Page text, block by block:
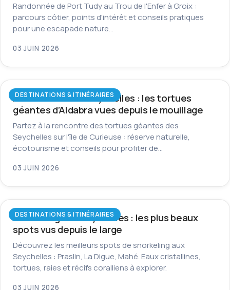
Randonnée de Port Tudy au Trou de l'Enfer à Groix :
parcours côtier, points d'intérêt et conseils pratiques
pour une escapade nature…
03 JUIN 2026
DESTINATIONS & ITINÉRAIRES
Île Curieuse aux Seychelles : les tortues
géantes d’Aldabra vues depuis le mouillage
Partez à la rencontre des tortues géantes des
Seychelles sur l'île de Curieuse : réserve naturelle,
écotourisme et conseils pour profiter de…
03 JUIN 2026
DESTINATIONS & ITINÉRAIRES
Snorkeling aux Seychelles : les plus beaux
spots vus depuis le large
Découvrez les meilleurs spots de snorkeling aux
Seychelles : Praslin, La Digue, Mahé. Eaux cristallines,
tortues, raies et récifs coralliens à explorer.
03 JUIN 2026